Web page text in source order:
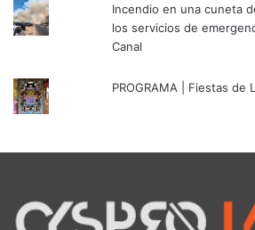
Incendio en una cuneta
los servicios de
Canal
PROGRAMA | Fiestas de